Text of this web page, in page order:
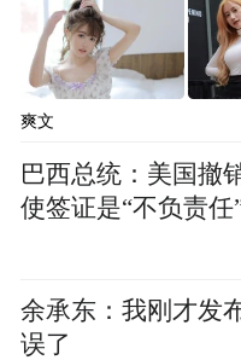
不开的一部分。
红》等红色歌曲
昂红色歌曲的节
文化旅游资源。”
副主任委员谢军在
来到井冈山，沿
爽文
巴西总统：美国撤
使签证是“不负责任
余承东：我刚才发
误了